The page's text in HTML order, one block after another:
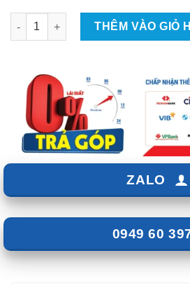
Độ Body Kit RMD V4 Cho Mitsubishi
THÊM VÀO GIỎ
ZALO
0949 60